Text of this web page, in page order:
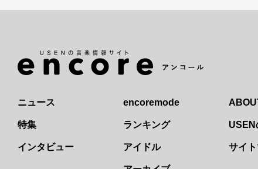
ニュース
特集
インタビュー
encoremode
ランキング
アイドル
USEN
サイ